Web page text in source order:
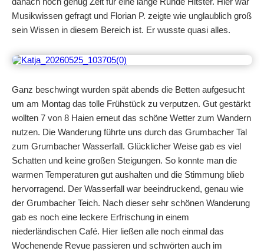
Musikwissen gefragt und Florian P. zeigte wie unglaublich groß
sein Wissen in diesem Bereich ist. Er wusste quasi alles.
Ganz beschwingt wurden spät abends die Betten aufgesucht
um am Montag das tolle Frühstück zu verputzen. Gut gestärkt
wollten 7 von 8 Haien erneut das schöne Wetter zum Wandern
nutzen. Die Wanderung führte uns durch das Grumbacher Tal
zum Grumbacher Wasserfall. Glücklicher Weise gab es viel
Schatten und keine großen Steigungen. So konnte man die
warmen Temperaturen gut aushalten und die Stimmung blieb
hervorragend. Der Wasserfall war beeindruckend, genau wie
der Grumbacher Teich. Nach dieser sehr schönen Wanderung
gab es noch eine leckere Erfrischung in einem
niederländischen Café. Hier ließen alle noch einmal das
Wochenende Revue passieren und schwörten auch im